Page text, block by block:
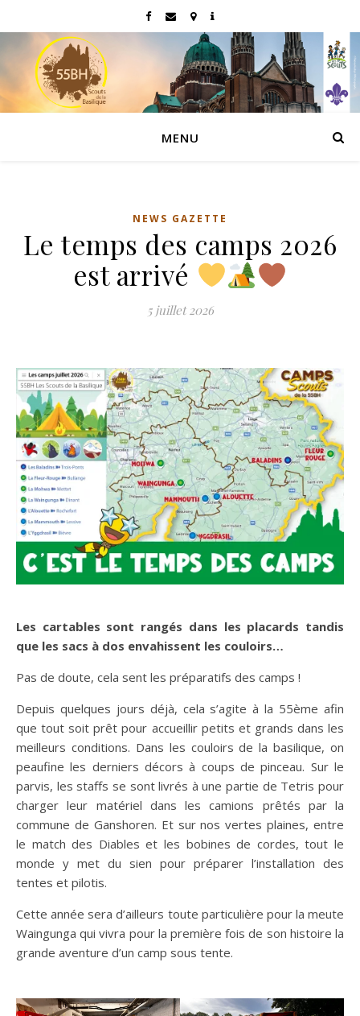
MENU
NEWS GAZETTE
Le temps des camps 2026
est arrivé
5 juillet 2026
Les cartables sont rangés dans les placards tandis
que les sacs à dos envahissent les couloirs…
Pas de doute, cela sent les préparatifs des camps !
Depuis quelques jours déjà, cela s’agite à la 55ème afin
que tout soit prêt pour accueillir petits et grands dans les
meilleurs conditions. Dans les couloirs de la basilique, on
peaufine les derniers décors à coups de pinceau. Sur le
parvis, les staffs se sont livrés à une partie de Tetris pour
charger leur matériel dans les camions prêtés par la
commune de Ganshoren. Et sur nos vertes plaines, entre
le match des Diables et les bobines de cordes, tout le
monde y met du sien pour préparer l’installation des
tentes et pilotis.
Cette année sera d’ailleurs toute particulière pour la meute
Waingunga qui vivra pour la première fois de son histoire la
grande aventure d’un camp sous tente.